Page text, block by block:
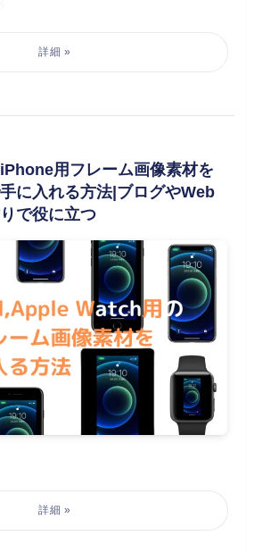
用フレーム画像素材を
に入れる方法|ブログやWeb
で役に立つ